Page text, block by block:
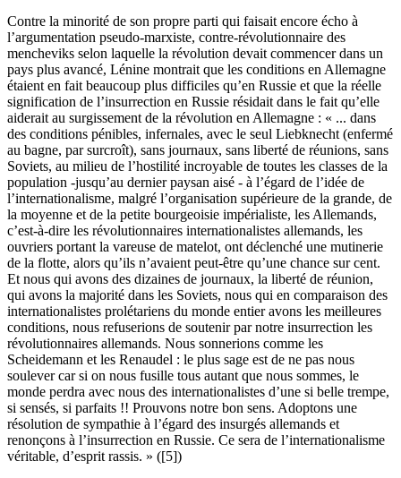
Contre la minorité de son propre parti qui faisait encore écho à
l’argumentation pseudo-marxiste, contre-révolutionnaire des
mencheviks selon laquelle la révolution devait commencer dans un
pays plus avancé, Lénine montrait que les conditions en Allemagne
étaient en fait beaucoup plus difficiles qu’en Russie et que la réelle
signification de l’insurrection en Russie résidait dans le fait qu’elle
aiderait au surgissement de la révolution en Allemagne : « ... dans
des conditions pénibles, infernales, avec le seul Liebknecht (enfermé
au bagne, par surcroît), sans journaux, sans liberté de réunions, sans
Soviets, au milieu de l’hostilité incroyable de toutes les classes de la
population -jusqu’au dernier paysan aisé - à l’égard de l’idée de
l’internationalisme, malgré l’organisation supérieure de la grande, de
la moyenne et de la petite bourgeoisie impérialiste, les Allemands,
c’est-à-dire les révolutionnaires internationalistes allemands, les
ouvriers portant la vareuse de matelot, ont déclenché une mutinerie
de la flotte, alors qu’ils n’avaient peut-être qu’une chance sur cent.
Et nous qui avons des dizaines de journaux, la liberté de réunion,
qui avons la majorité dans les Soviets, nous qui en comparaison des
internationalistes prolétariens du monde entier avons les meilleures
conditions, nous refuserions de soutenir par notre insurrection les
révolutionnaires allemands. Nous sonnerions comme les
Scheidemann et les Renaudel : le plus sage est de ne pas nous
soulever car si on nous fusille tous autant que nous sommes, le
monde perdra avec nous des internationalistes d’une si belle trempe,
si sensés, si parfaits !! Prouvons notre bon sens. Adoptons une
résolution de sympathie à l’égard des insurgés allemands et
renonçons à l’insurrection en Russie. Ce sera de l’internationalisme
véritable, d’esprit rassis. » ([5])